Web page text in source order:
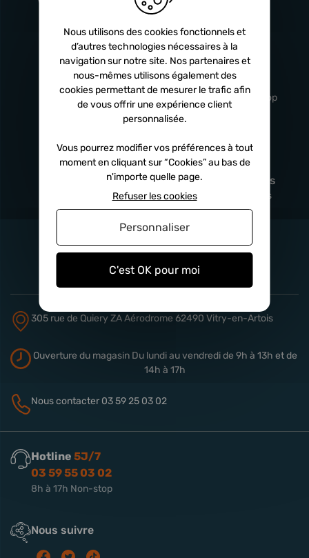
Livraison
rapide
Sous 24h à 48h
Service client
professionnel
De 8h à 17h Non-stop
Satisfait
remboursé
Paiement en
x3 fois
Sécurisé, sans frais
305 rue de Quiery ZA Aérodrome 62490 Vitry-en-Artois
Ouverture du magasinDu lundi au vendredi de 9h à 13h et de
14h à 17h
Nous contacter 03 59 25 03 02
Hotline 5J/7
03 59 55 03 02
8h à 17h Non-stop
Nous suivre
Nous utilisons des cookies fonctionnels et
d’autres technologies nécessaires à la
navigation sur notre site. Nos partenaires et
nous-mêmes utilisons également des
cookies permettant de mesurer le trafic afin
de vous offrir une expérience client
personnalisée.
Vous pourrez modifier vos préférences à tout
moment en cliquant sur “Cookies” au bas de
n'importe quelle page.
C'est OK pour moi
Refuser les cookies
Personnaliser